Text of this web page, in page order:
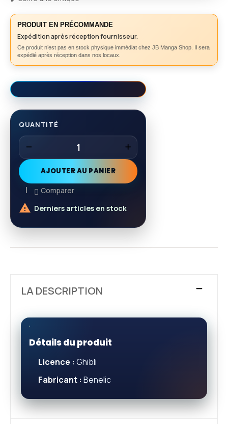
PRODUIT EN PRÉCOMMANDE
Expédition après réception fournisseur.
Ce produit n’est pas en stock physique immédiat chez JB Manga Shop. Il sera
expédié après réception dans nos locaux.
QUANTITÉ
AJOUTER AU PANIER
Comparer
 Derniers articles en stock
LA DESCRIPTION
Détails du produit
Licence : Ghibli
Fabricant : Benelic